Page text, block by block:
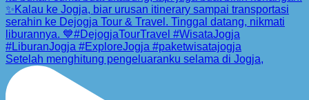
Setelah menghitung pengeluaranku selama di Jogja,